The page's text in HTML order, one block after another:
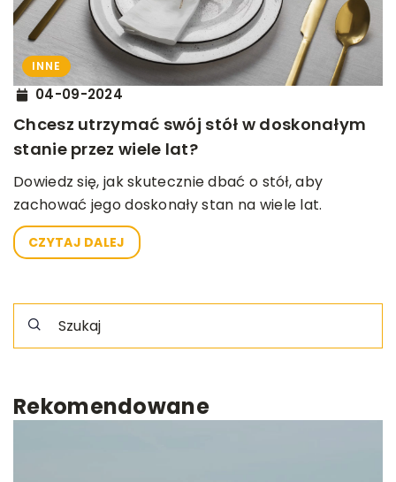
INNE
04-09-2024
Chcesz utrzymać swój stół w doskonałym
stanie przez wiele lat?
Dowiedz się, jak skutecznie dbać o stół, aby
zachować jego doskonały stan na wiele lat.
CZYTAJ DALEJ
Rekomendowane